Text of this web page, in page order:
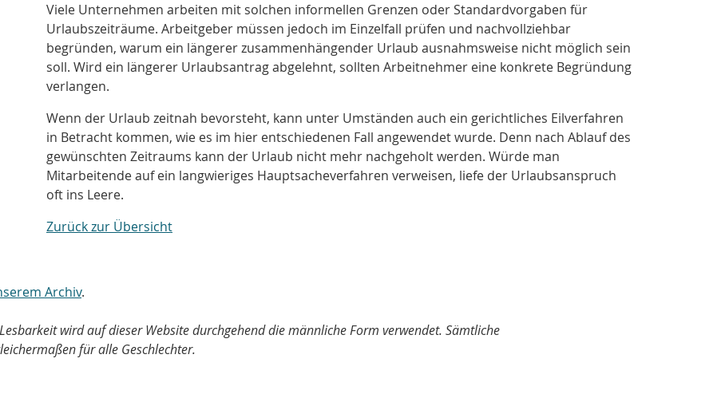
Viele Unternehmen arbeiten mit solchen informellen Grenzen oder Standardvorgaben für
Urlaubszeiträume. Arbeitgeber müssen jedoch im Einzelfall prüfen und nachvollziehbar
begründen, warum ein längerer zusammenhängender Urlaub ausnahmsweise nicht möglich sein
soll. Wird ein längerer Urlaubsantrag abgelehnt, sollten Arbeitnehmer eine konkrete Begründung
verlangen.
Wenn der Urlaub zeitnah bevorsteht, kann unter Umständen auch ein gerichtliches Eilverfahren
in Betracht kommen, wie es im hier entschiedenen Fall angewendet wurde. Denn nach Ablauf des
gewünschten Zeitraums kann der Urlaub nicht mehr nachgeholt werden. Würde man
Mitarbeitende auf ein langwieriges Hauptsacheverfahren verweisen, liefe der Urlaubsanspruch
oft ins Leere.
Zurück zur Übersicht
Archiv.
wird auf dieser Website durchgehend die männliche Form verwendet. Sämtliche
für alle Geschlechter.